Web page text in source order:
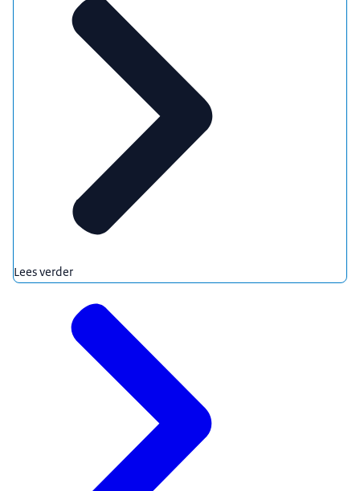
Lees verder